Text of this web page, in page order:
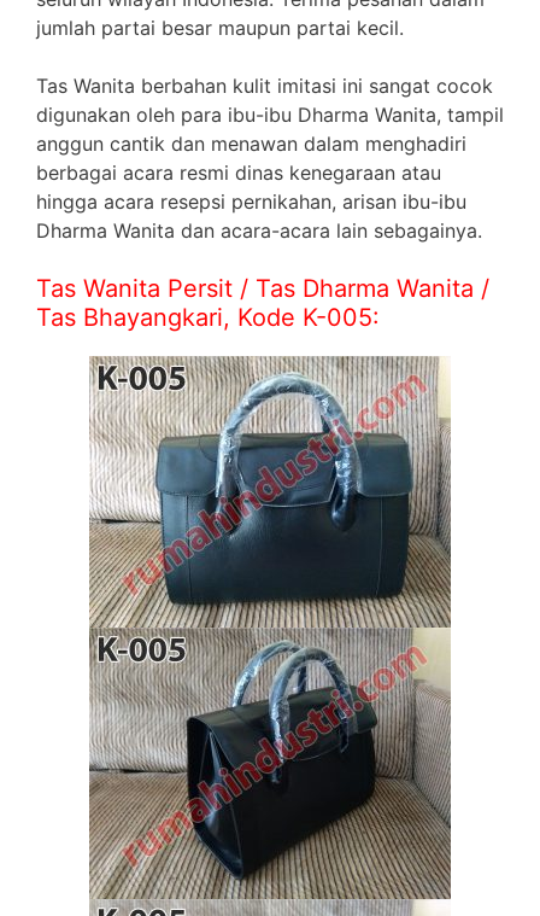
jumlah partai besar maupun partai kecil.
Tas Wanita berbahan kulit imitasi ini sangat cocok
digunakan oleh para ibu-ibu Dharma Wanita, tampil
anggun cantik dan menawan dalam menghadiri
berbagai acara resmi dinas kenegaraan atau
hingga acara resepsi pernikahan, arisan ibu-ibu
Dharma Wanita dan acara-acara lain sebagainya.
Tas Wanita Persit / Tas Dharma Wanita /
Tas Bhayangkari, Kode K-005: